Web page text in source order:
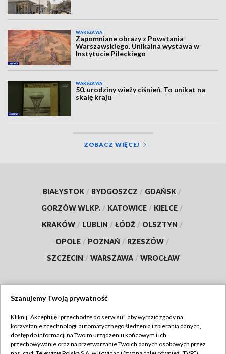
WARSZAWA
Zapomniane obrazy z Powstania
Warszawskiego. Unikalna wystawa w
Instytucie Pileckiego
WARSZAWA
50. urodziny wieży ciśnień. To unikat na
skalę kraju
ZOBACZ WIĘCEJ
BIAŁYSTOK / BYDGOSZCZ / GDAŃSK /
GORZÓW WLKP. / KATOWICE / KIELCE /
KRAKÓW / LUBLIN / ŁÓDŹ / OLSZTYN /
OPOLE / POZNAŃ / RZESZÓW /
SZCZECIN / WARSZAWA / WROCŁAW
TVP
Abonament TVP
Regulamin TVP
Szanujemy Twoją prywatność
Kliknij "Akceptuję i przechodzę do serwisu", aby wyrazić zgody na
korzystanie z technologii automatycznego śledzenia i zbierania danych,
dostęp do informacji na Twoim urządzeniu końcowym i ich
przechowywanie oraz na przetwarzanie Twoich danych osobowych przez